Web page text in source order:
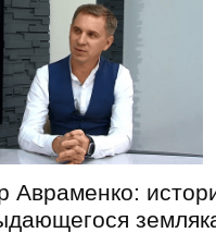
Авраменко: